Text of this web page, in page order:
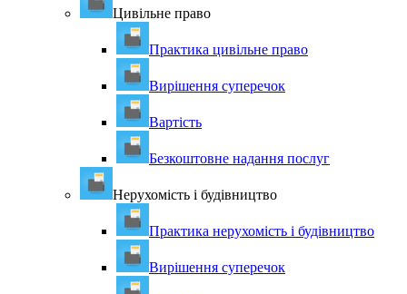
Цивільне право
Практика цивільне право
Вирішення суперечок
Вартість
Безкоштовне надання послуг
Нерухомість і будівництво
Практика нерухомість і будівництво
Вирішення суперечок